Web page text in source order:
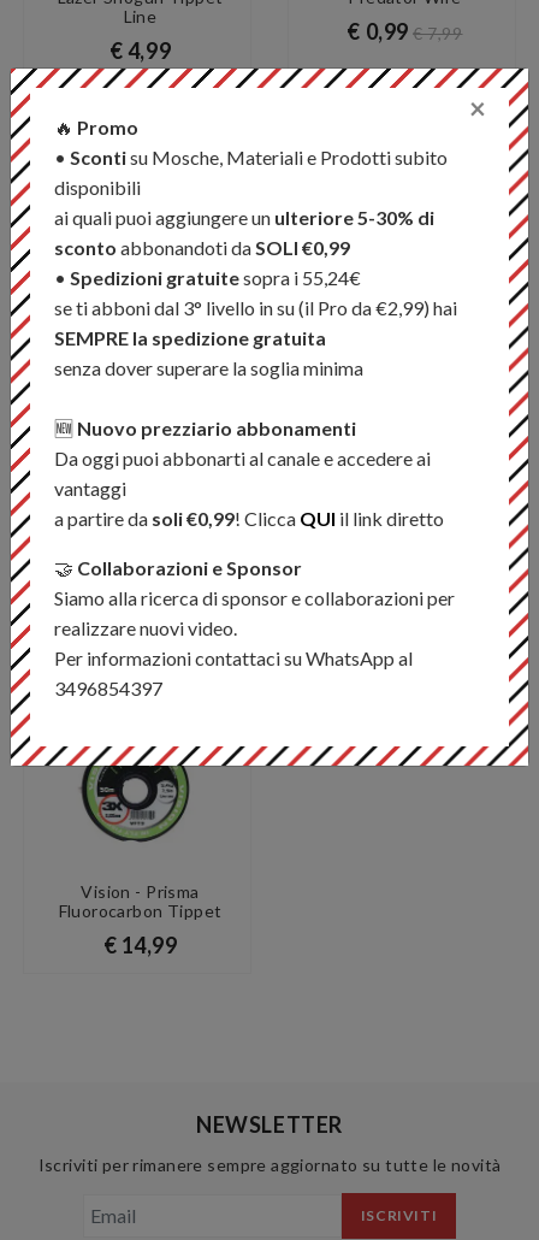
Line
€ 4,99
€ 0,99€ 7,99
PIÙ OPZIONI
Sunshine - Nylon Tippet
€ 4,99
PIÙ OPZIONI
Tapered Leader
NEW
Tippet Rings
€ 2,99
PIÙ OPZIONI
Vision - Nano Mono
€ 8,99
PIÙ OPZIONI
Vision - Prisma
Fluorocarbon Tippet
€ 14,99
NEWSLETTER
Iscriviti per rimanere sempre aggiornato su tutte le novità
ISCRIVITI
×
🔥 Promo
• Scontisu Mosche, Materiali e Prodotti subito
disponibili
ai quali puoi aggiungere un ulteriore 5-30% di
sconto abbonandoti daSOLI €0,99
• Spedizioni gratuitesopra i 55,24€
se ti abboni dal 3° livello in su (il Pro da €2,99) hai
SEMPRE la spedizione gratuita
senza dover superare la soglia minima
🆕 Nuovo prezziario abbonamenti
Da oggi puoi abbonarti al canale e accedere ai
vantaggi
a partire da soli €0,99! Clicca QUI il link diretto
🤝 Collaborazioni e Sponsor
Siamo alla ricerca di sponsor e collaborazioni per
realizzare nuovi video.
Per informazioni contattaci su WhatsApp al
3496854397